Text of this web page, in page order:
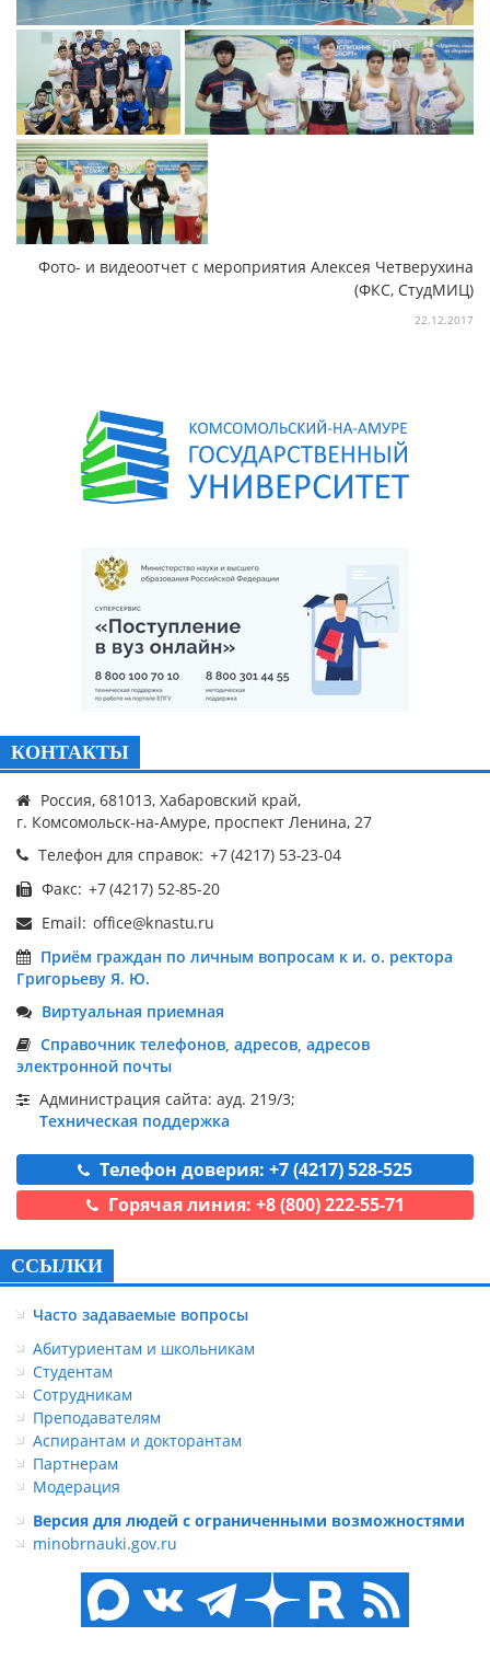
Фото- и видеоотчет с мероприятия Алексея Четверухина
(ФКС, СтудМИЦ)
22.12.2017
КОНТАКТЫ
Россия, 681013, Хабаровский край,
г. Комсомольск-на-Амуре, проспект Ленина, 27
Телефон для справок:
Факс:
Email:
Приём граждан по личным вопросам к и. о. ректора
Григорьеву Я. Ю.
Виртуальная приемная
Справочник телефонов, адресов, адресов
электронной почты
Администрация сайта: ауд. 219/3;
Техническая поддержка
Телефон доверия: +7 (4217) 528-525
Горячая линия: +8 (800) 222-55-71
ССЫЛКИ
Часто задаваемые вопросы
Абитуриентам и школьникам
Студентам
Сотрудникам
Преподавателям
Аспирантам и докторантам
Партнерам
Модерация
Версия для людей с ограниченными возможностями
minobrnauki.gov.ru